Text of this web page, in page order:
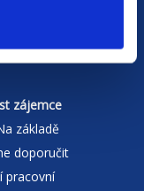
Zakládáme
zájemce
základě
doporučit
pracovní